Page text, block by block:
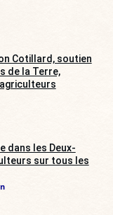
Cotillard, soutien
de la Terre,
dans les Deux-
sur tous les